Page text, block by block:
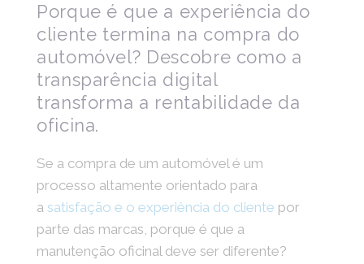
Porque é que a experiência do
cliente termina na compra do
automóvel? Descobre como a
transparência digital
transforma a rentabilidade da
oficina.
Se a compra de um automóvel é um
processo altamente orientado para
a satisfação e o experiência do cliente por
parte das marcas, porque é que a
manutenção oficinal deve ser diferente?